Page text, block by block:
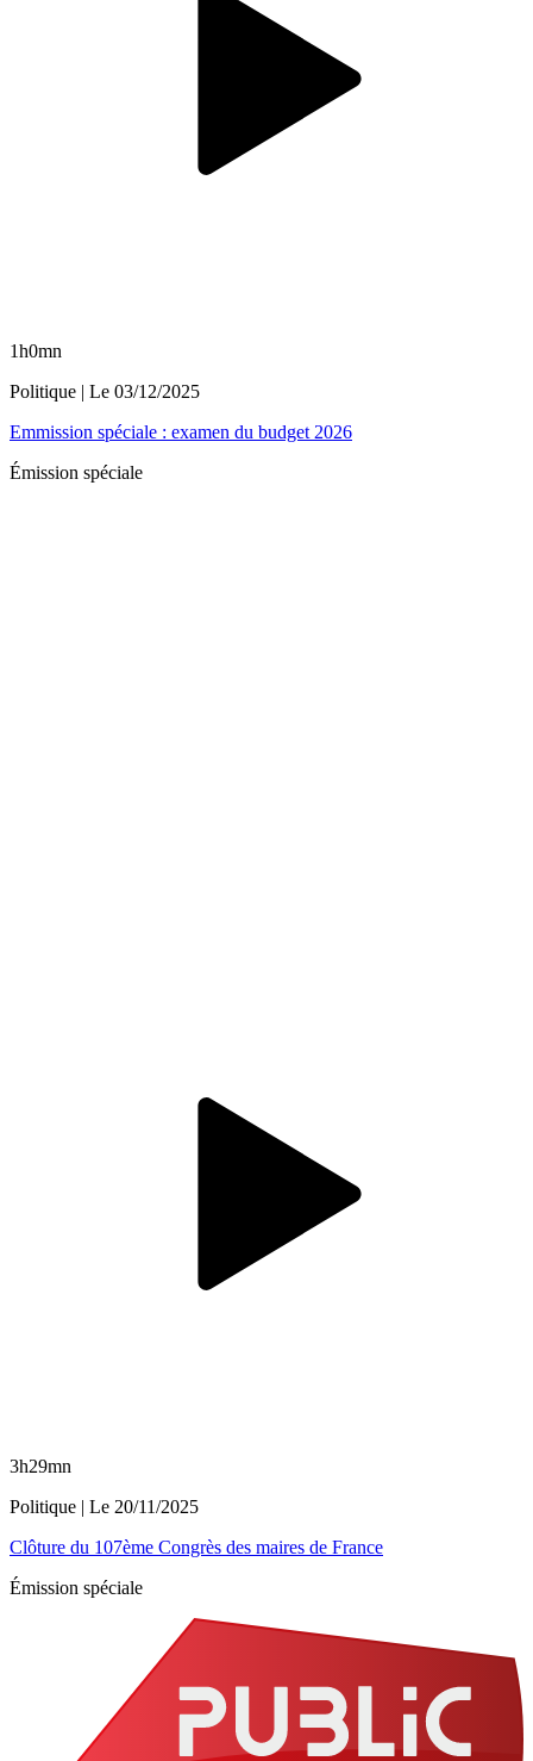
1h0mn
Politique | Le 03/12/2025
Emmission spéciale : examen du budget 2026
Émission spéciale
3h29mn
Politique | Le 20/11/2025
Clôture du 107ème Congrès des maires de France
Émission spéciale